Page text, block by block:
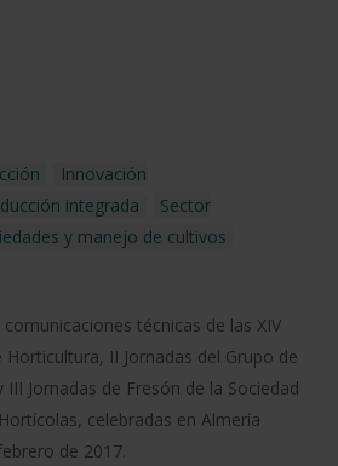
Innovación
integrada
Sector
y manejo de cultivos
técnicas de las XIV
Horticultura, II Jornadas del Grupo de
Jornadas de Fresón de la Sociedad
celebradas en Almería
de 2017.